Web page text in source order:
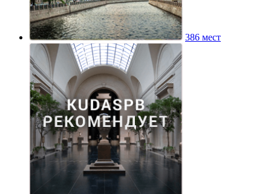
386 мест